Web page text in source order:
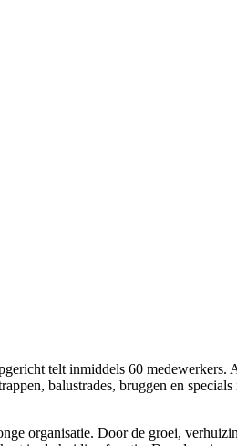
telt inmiddels 60 medewerkers.
balustrades, bruggen en
organisatie. Door de groei,